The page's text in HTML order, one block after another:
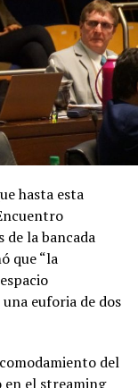
hasta esta
de la bancada
que “la
euforia de dos
del
en el streaming